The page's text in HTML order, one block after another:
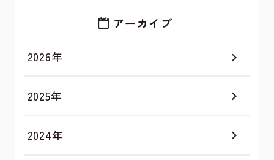
アーカイブ
2026年
2025年
2024年